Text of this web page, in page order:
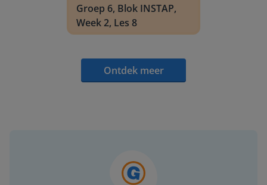
Groep 6, Blok INSTAP,
Week 2, Les 8
Ontdek meer